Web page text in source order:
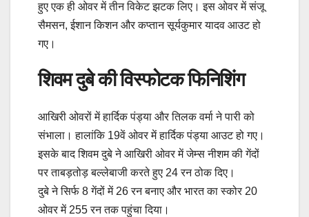
हुए एक ही ओवर में तीन विकेट झटक लिए। इस ओवर में संजू
सैमसन, ईशान किशन और कप्तान सूर्यकुमार यादव आउट हो
गए।
शिवम दुबे की विस्फोटक फिनिशिंग
आखिरी ओवरों में हार्दिक पंड्या और तिलक वर्मा ने पारी को
संभाला। हालांकि 19वें ओवर में हार्दिक पंड्या आउट हो गए।
इसके बाद शिवम दुबे ने आखिरी ओवर में जेम्स नीशम की गेंदों
पर ताबड़तोड़ बल्लेबाजी करते हुए 24 रन ठोक दिए।
दुबे ने सिर्फ 8 गेंदों में 26 रन बनाए और भारत का स्कोर 20
ओवर में 255 रन तक पहुंचा दिया।